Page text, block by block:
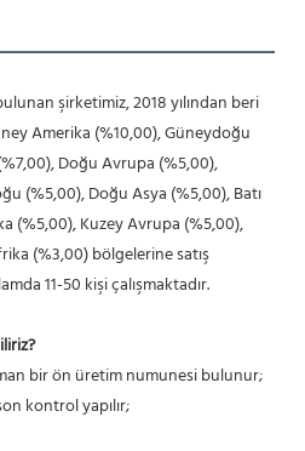
Amerika (%10,00), Güneydoğu
Doğu Avrupa (%5,00),
(%5,00), Doğu Asya (%5,00), Batı
(%5,00), Kuzey Avrupa (%5,00),
(%3,00) bölgelerine satış
11-50 kişi çalışmaktadır.
bir ön üretim numunesi bulunur;
kontrol yapılır;